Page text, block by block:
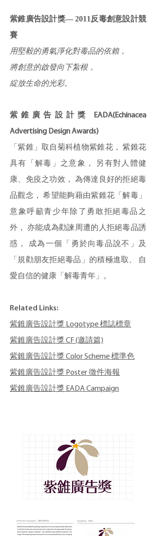
紫錐廣告設計獎— 2011反毒創意設計競
賽
用堅毅的勇氣淨化對毒品的依賴，
將創意的啟發向下紮根，
綻放生命的光彩。
紫錐廣告設計獎 EADA(Echinacea
Advertising Design Awards)
「紫錐」取自菊科植物紫錐花， 紫錐花
具有「解毒」之意象， 另有對人體健
康、免疫之功效， 為傳達良好的拒絕毒
品觀念， 希望能夠藉由紫錐花「解毒」
意象呼籲青少年除了勇敢拒絕毒品之
外， 亦能成為勸諫周遭的人拒絕毒品誘
惑， 成為一個「勇於向毒品說不」及
「規勸朋友拒絕毒品」的積極進取、 自
愛自信的健康「解毒青年」。
Related Links:
紫錐廣告設計獎 Logotype 標誌標章
紫錐廣告設計獎 CF (邀請篇)
紫錐廣告設計獎 Color Scheme 標準色
紫錐廣告設計獎 Poster 徵件海報
紫錐廣告設計獎 EADA Campaign